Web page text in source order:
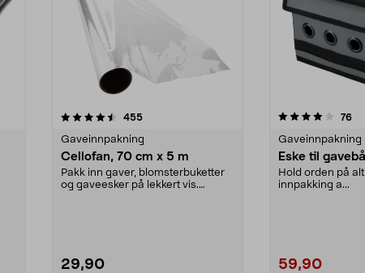
455anmeldelser
Gaveinnpakning
Cellofan, 70 cm x 5 m
Pakk inn gaver, blomsterbuketter
og gaveesker på lekkert vis.
29,90
4.0 av 5 stjerner 76
Gaveinnpakning
Eske til
Hold orden på
innpakking a...
59,90
4.5 av